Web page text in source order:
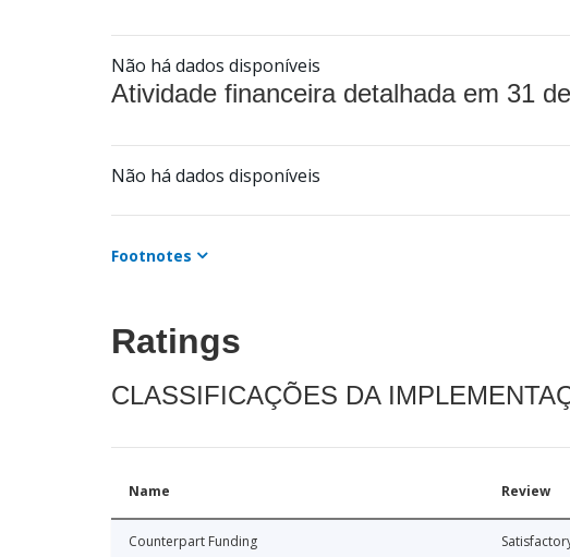
Não há dados disponíveis
Atividade financeira detalhada em 31
Não há dados disponíveis
Footnotes
Ratings
CLASSIFICAÇÕES DA
Name Review
Counterpart Funding